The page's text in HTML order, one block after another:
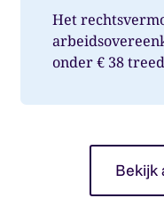
Het
onder € 38
Bekijk